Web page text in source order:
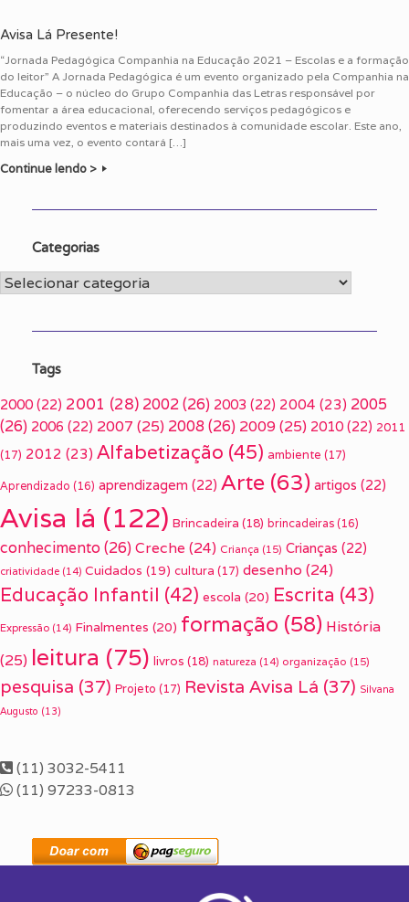
Avisa Lá Presente!
“Jornada Pedagógica Companhia na Educação 2021 – Escolas e a formação
do leitor” A Jornada Pedagógica é um evento organizado pela Companhia na
Educação – o núcleo do Grupo Companhia das Letras responsável por
fomentar a área educacional, oferecendo serviços pedagógicos e
produzindo eventos e materiais destinados à comunidade escolar. Este ano,
mais uma vez, o evento contará […]
Continue lendo >
Categorias
Categorias
Tags
2000 (22) 2001 (28) 2002(26) 2003 (22) 2004 (23) 2005
(26) 2006 (22) 2007 (25) 2008(26) 2009(25) 2010 (22) 2011
(17) 2012 (23) Alfabetização (45) ambiente (17)
Aprendizado (16) aprendizagem (22) Arte (63) artigos (22)
Avisa lá (122) Brincadeira (18) brincadeiras (16)
conhecimento(26) Creche (24) Criança (15) Crianças (22)
criatividade (14) Cuidados (19) cultura (17) desenho (24)
Educação Infantil (42) escola (20) Escrita (43)
Expressão (14) Finalmentes (20) formação (58) História
(25) leitura (75) livros (18) natureza (14) organização (15)
pesquisa (37) Projeto (17) Revista Avisa Lá (37) Silvana
Augusto (13)
(11) 3032-5411
(11) 97233-0813